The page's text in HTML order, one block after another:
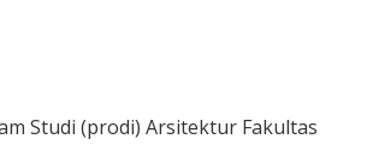
Studi (prodi) Arsitektur Fakultas